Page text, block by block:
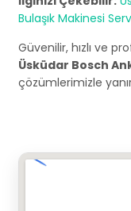
Bulaşık Makinesi
Güvenilir, hızlı ve
Üsküdar Bosch
çözümlerimizle